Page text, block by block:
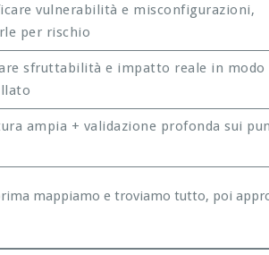
vulnerabilità e misconfigurazioni,
per rischio
sfruttabilità e impatto reale in modo
ampia + validazione profonda sui
mappiamo e troviamo tutto, poi